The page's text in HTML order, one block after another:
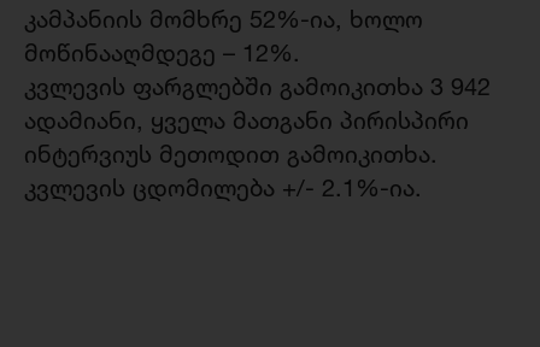
კამპანიის მომხრე 52%-ია, ხოლო
მოწინააღმდეგე – 12%.
კვლევის ფარგლებში გამოიკითხა 3 942
ადამიანი, ყველა მათგანი პირისპირი
ინტერვიუს მეთოდით გამოიკითხა.
კვლევის ცდომილება +/- 2.1%-ია.